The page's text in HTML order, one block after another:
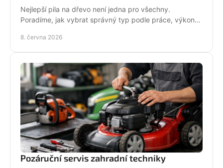
Nejlepší pila na dřevo není jedna pro všechny.
Poradíme, jak vybrat správný typ podle práce, výkonu,
8. června 2026
Pozáruční servis zahradní techniky